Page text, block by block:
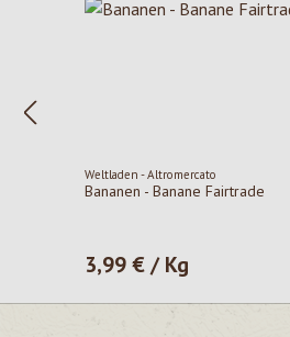
Weltladen - Altromercato
Bananen - Banane Fairtrade
Regulärer Preis:
3,99 € / Kg